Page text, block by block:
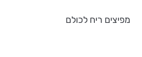
מפיצים ריח לכולם